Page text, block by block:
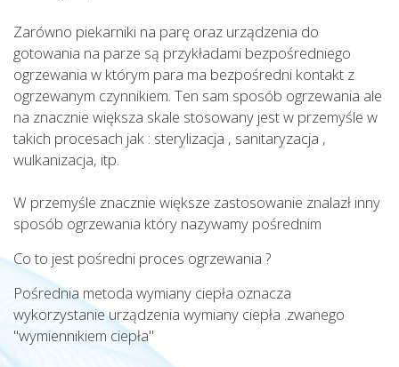
Zarówno piekarniki na parę oraz urządzenia do
gotowania na parze są przykładami bezpośredniego
ogrzewania w którym para ma bezpośredni kontakt z
ogrzewanym czynnikiem. Ten sam sposób ogrzewania ale
na znacznie większa skale stosowany jest w przemyśle w
takich procesach jak : sterylizacja , sanitaryzacja ,
wulkanizacja, itp.
W przemyśle znacznie większe zastosowanie znalazł inny
sposób ogrzewania który nazywamy pośrednim
Co to jest pośredni proces ogrzewania ?
Pośrednia metoda wymiany ciepła oznacza
wykorzystanie urządzenia wymiany ciepła .zwanego
"wymiennikiem ciepła"